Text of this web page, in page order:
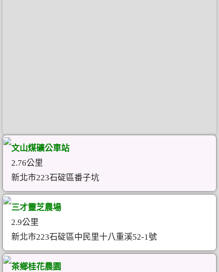
文山煤礦公車站
2.76公里
新北市223石碇區番子坑
三才靈芝農場
2.9公里
新北市223石碇區中民里十八重溪52-1號
茶鄉桂花農園